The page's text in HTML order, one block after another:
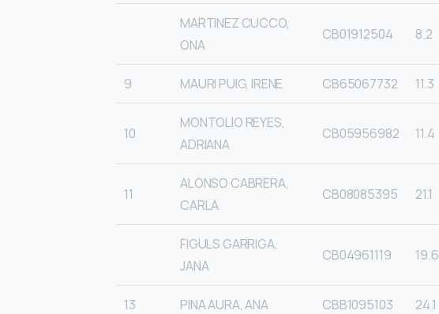
MARTINEZ CUCCO,
ONA
CB01912504 8.2
9 MAURI PUIG, IRENE CB65067732 11.3
10
MONTOLIO REYES,
ADRIANA
CB05956982 11.4
11
ALONSO CABRERA,
CARLA
CB08085395 21.1
FIGULS GARRIGA,
JANA
CB04961119 19.6
13 PINA AURA, ANA CBB1095103 24.1